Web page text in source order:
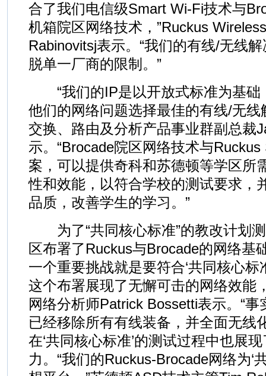
合了我们电信级Smart Wi-Fi技术与
机箱院区网络技术，”Ruckus
Rabinovitsj表示。“我们的有线/无线
脱单一厂商的限制。”
“我们的IP是以开放式标准为基础
他们的网络问题选择最佳的有线/无线
交换、路由及分析产品事业群副总裁
示。“Brocade院区网络技术与
案，可以提供奇科和苏德顿等学区所
性和效能，以符合学校的测试要求，
品质，改善学生的学习。”
为了“共同核心标准”的教改计划
区布署了Ruckus与Brocade的网络基
一个重要挑战就是要符合‘共同核心标
这个布署展现了无懈可击的网络效能
网络分析师Patrick Bossetti表示。“
已经移除所有有线装备，并全面无线
在‘共同核心标准’的测试过程中也展
力。“我们的Ruckus-Brocade网络为‘